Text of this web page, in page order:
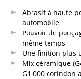
Abrasif à haute
automobile
Pouvoir de
même temps
Une finition plus
Mix céramique
G1.000 corindon